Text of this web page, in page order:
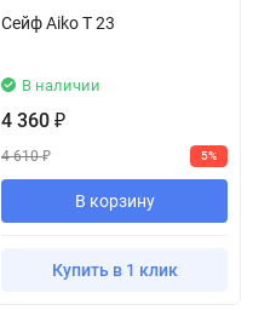
Сейф Aiko T 23
В наличии
4 360 ₽
4 610₽ 5%
В корзину
Купить в 1 клик